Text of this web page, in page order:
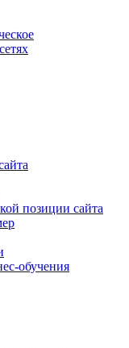
позиции сайта
обучения